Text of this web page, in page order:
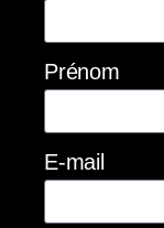
Prénom
E-mail